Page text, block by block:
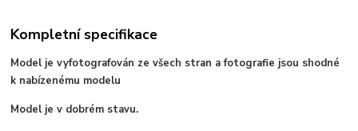
Kompletní specifikace
Model je vyfotografován ze všech stran a fotografie jsou shodné
k nabízenému modelu
Model je v dobrém stavu.